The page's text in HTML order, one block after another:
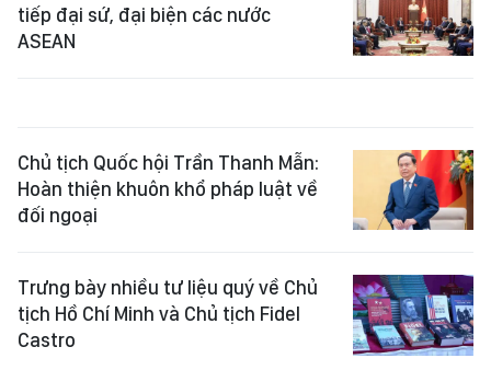
tiếp đại sứ, đại biện các nước
ASEAN
Chủ tịch Quốc hội Trần Thanh Mẫn:
Hoàn thiện khuôn khổ pháp luật về
đối ngoại
Trưng bày nhiều tư liệu quý về Chủ
tịch Hồ Chí Minh và Chủ tịch Fidel
Castro